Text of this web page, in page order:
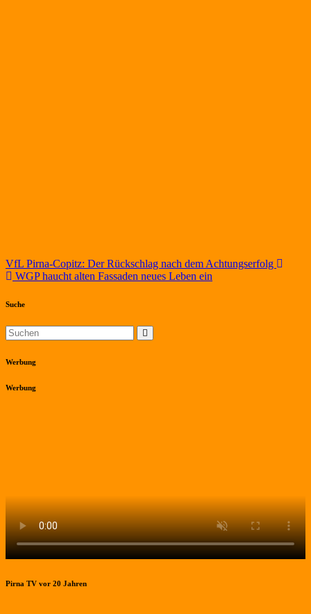
Beitragsnavigation
VfL Pirna-Copitz: Der Rückschlag nach dem Achtungserfolg
WGP haucht alten Fassaden neues Leben ein
Suche
Werbung
Werbung
Pirna TV vor 20 Jahren